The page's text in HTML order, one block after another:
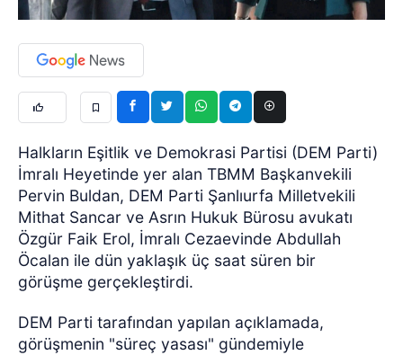
Halkların Eşitlik ve Demokrasi Partisi (DEM Parti)
İmralı Heyetinde yer alan TBMM Başkanvekili
Pervin Buldan, DEM Parti Şanlıurfa Milletvekili
Mithat Sancar ve Asrın Hukuk Bürosu avukatı
Özgür Faik Erol, İmralı Cezaevinde Abdullah
Öcalan ile dün yaklaşık üç saat süren bir
görüşme gerçekleştirdi.
DEM Parti tarafından yapılan açıklamada,
görüşmenin "süreç yasası" gündemiyle